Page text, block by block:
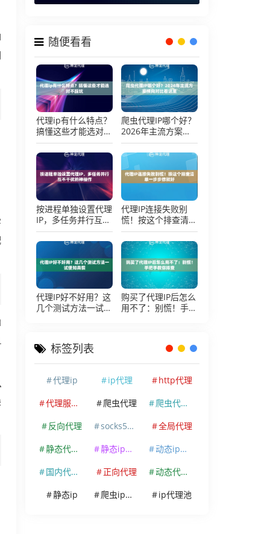
随便看看
代理ip有什么特点？
搞懂这些才能选对不
踩坑
爬虫代理IP哪个好？
2026年主流方案横
向对比看这里
按进程单独设置代理
IP，多任务并行互不
干扰的神操作
代理IP连接失败别
慌！按这个排查清单
一步步修就好
代理IP好不好用？这
几个测试方法一试便
购买了代理IP后怎么
用不了：别慌！手把
标签列表
代理ip ip代理
http代理
代理服务器
爬虫代理
爬虫代理ip
反向代理
socks5代理
全局代理
静态代理ip
静态ip代理
动态ip代理
国内代理ip
正向代理
动态代理ip
静态ip
爬虫ip代理 ip代理池